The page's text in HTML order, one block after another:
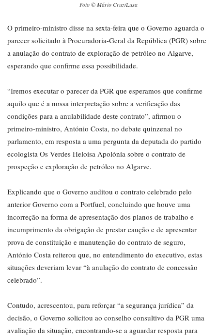
Foto © Mário Cruz/Lusa
O primeiro-ministro disse na sexta-feira que o Governo aguarda o
parecer solicitado à Procuradoria-Geral da República (PGR) sobre
a anulação do contrato de exploração de petróleo no Algarve,
esperando que confirme essa possibilidade.
“Iremos executar o parecer da PGR que esperamos que confirme
aquilo que é a nossa interpretação sobre a verificação das
condições para a anulabilidade deste contrato”, afirmou o
primeiro-ministro, António Costa, no debate quinzenal no
parlamento, em resposta a uma pergunta da deputada do partido
ecologista Os Verdes Heloísa Apolónia sobre o contrato de
prospeção e exploração de petróleo no Algarve.
Explicando que o Governo auditou o contrato celebrado pelo
anterior Governo com a Portfuel, concluindo que houve uma
incorreção na forma de apresentação dos planos de trabalho e
incumprimento da obrigação de prestar caução e de apresentar
prova de constituição e manutenção do contrato de seguro,
António Costa reiterou que, no entendimento do executivo, estas
situações deveriam levar “à anulação do contrato de concessão
celebrado”.
Contudo, acrescentou, para reforçar “a segurança jurídica” da
decisão, o Governo solicitou ao conselho consultivo da PGR uma
avaliação da situação, encontrando-se a aguardar resposta para